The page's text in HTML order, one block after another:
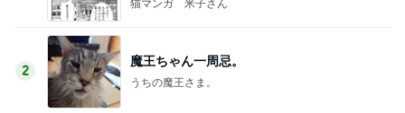
4
あの儀式のための装置